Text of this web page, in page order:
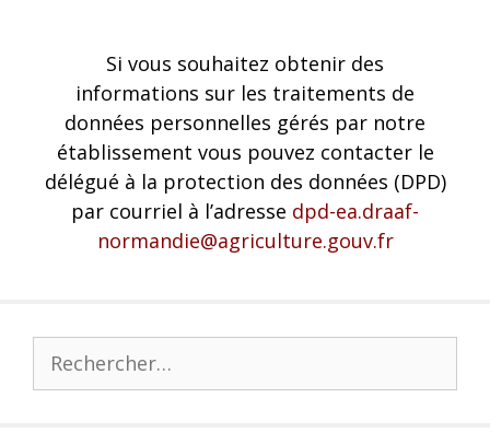
Si vous souhaitez obtenir des
informations sur les traitements de
données personnelles gérés par notre
établissement vous pouvez contacter le
délégué à la protection des données (DPD)
par courriel à l’adresse dpd-ea.draaf-
normandie@agriculture.gouv.fr